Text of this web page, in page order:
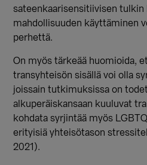
sateenkaarisensitiivisen tulkin
mahdollisuuden käyttäminen
perhettä.
On myös tärkeää huomioida,
transyhteisön sisällä voi olla
joissain tutkimuksissa on
alkuperäiskansaan kuuluvat
kohdata syrjintää myös
erityisiä yhteisötason
2021).